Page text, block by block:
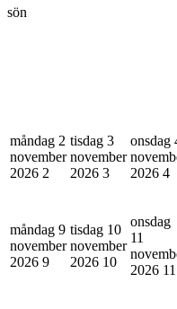
sön
måndag 2
november
2026 2
tisdag 3
november
2026 3
onsdag
2026 4
måndag 9
november
2026 9
tisdag 10
november
2026 10
onsdag
11
2026 11